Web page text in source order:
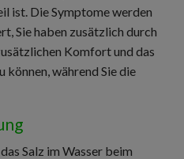
ist. Die Symptome werden
Sie haben zusätzlich durch
Komfort und das
können, während Sie die
Salz im Wasser beim